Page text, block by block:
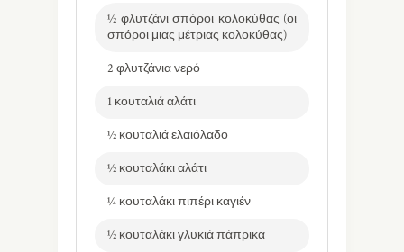
½ φλυτζάνι σπόροι κολοκύθας (οι
σπόροι μιας μέτριας κολοκύθας)
2 φλυτζάνια νερό
1 κουταλιά αλάτι
½ κουταλιά ελαιόλαδο
½ κουταλάκι αλάτι
¼ κουταλάκι πιπέρι καγιέν
½ κουταλάκι γλυκιά πάπρικα